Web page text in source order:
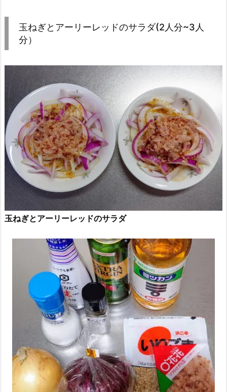
玉ねぎとアーリーレッドのサラダ(2人分~3人
分）
玉ねぎとアーリーレッドのサラダ